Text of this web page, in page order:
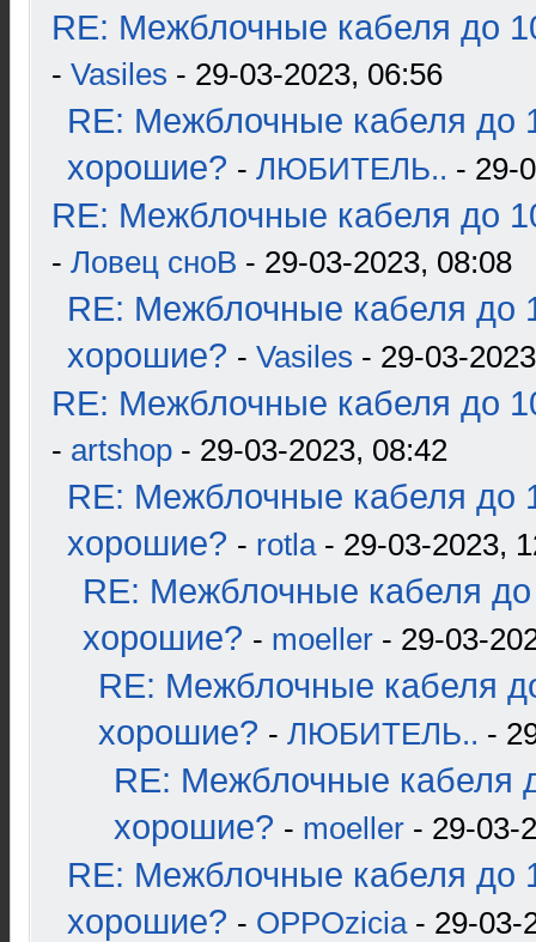
RE: Межблочные кабеля до
- Vasiles - 29-03-2023, 06:56
RE: Межблочные кабеля до
хорошие? - ЛЮБИТЕЛЬ.. - 29-
RE: Межблочные кабеля до
- Ловец сноВ - 29-03-2023, 08:08
RE: Межблочные кабеля до
хорошие? - Vasiles - 29-03-
RE: Межблочные кабеля до
- artshop - 29-03-2023, 08:42
RE: Межблочные кабеля до
хорошие? - rotla- 29-03-2023,
RE: Межблочные кабеля до
хорошие? - moeller - 29-03-
RE: Межблочные кабеля
хорошие? - ЛЮБИТЕЛЬ.. -
RE: Межблочные кабеля
хорошие? - moeller - 29-03-
RE: Межблочные кабеля до
хорошие? - OPPOzicia- 29-03-